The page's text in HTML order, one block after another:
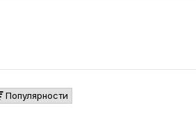
Популярности